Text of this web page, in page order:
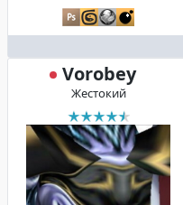
Vorobey
Жестокий